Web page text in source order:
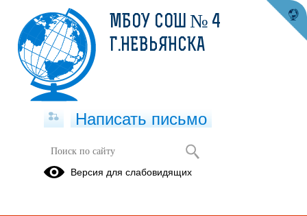
Прием в школу
МБОУ СОШ № 4
Г.НЕВЬЯНСКА
Написать письмо
Версия для слабовидящих